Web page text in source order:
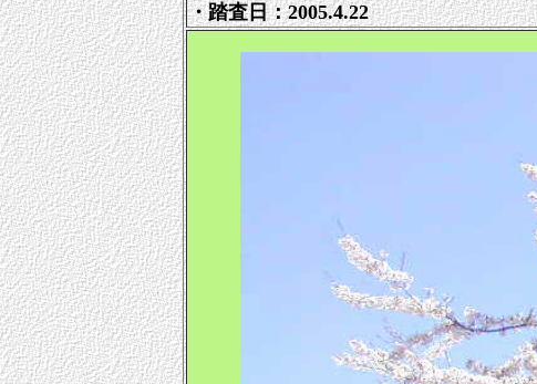
・踏査日：2005.4.22